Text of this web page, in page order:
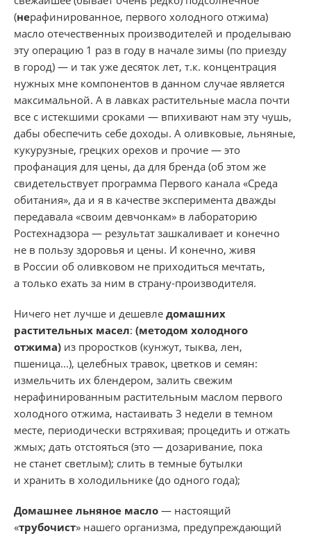
(нерафинированное, первого холодного отжима)
масло отечественных производителей и проделываю
эту операцию 1 раз в году в начале зимы (по приезду
в город) — и так уже десяток лет, т.к. концентрация
нужных мне компонентов в данном случае является
максимальной. А в лавках растительные масла почти
все с истекшими сроками — впихивают нам эту чушь,
дабы обеспечить себе доходы. А оливковые, льняные,
кукурузные, грецких орехов и прочие — это
профанация для цены, да для бренда (об этом же
свидетельствует программа Первого канала «Среда
обитания», да и я в качестве эксперимента дважды
передавала «своим девчонкам» в лабораторию
Ростехнадзора — результат зашкаливает и конечно
не в пользу здоровья и цены. И конечно, живя
в России об оливковом не приходиться мечтать,
а только ехать за ним в страну-производителя.
Ничего нет лучше и дешевле домашних
растительных масел: (методом холодного
отжима) из проростков (кунжут, тыква, лен,
пшеница...), целебных травок, цветков и семян:
измельчить их блендером, залить свежим
нерафинированным растительным маслом первого
холодного отжима, настаивать 3 недели в темном
месте, периодически встряхивая; процедить и отжать
жмых; дать отстояться (это — дозаривание, пока
не станет светлым); слить в темные бутылки
и хранить в холодильнике (до одного года);
Домашнее льняное масло — настоящий
«трубочист» нашего организма, предупреждающий